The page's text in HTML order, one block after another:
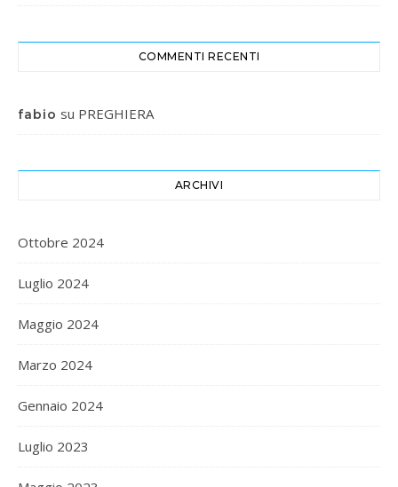
COMMENTI RECENTI
fabio su PREGHIERA
ARCHIVI
Ottobre 2024
Luglio 2024
Maggio 2024
Marzo 2024
Gennaio 2024
Luglio 2023